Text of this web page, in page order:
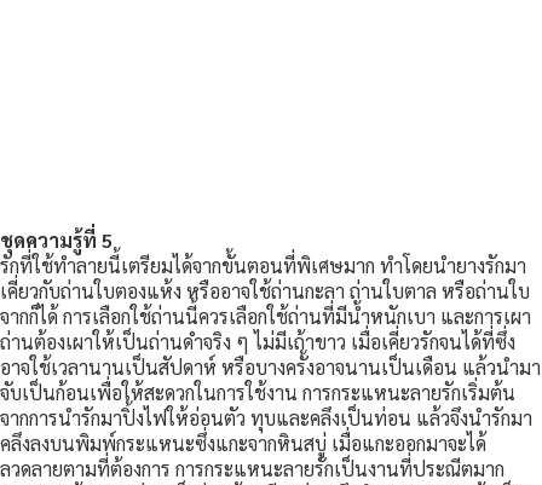
ชุดความรู้ที่ 5
รักที่ใช้ทำลายนี้เตรียมได้จากขั้นตอนที่พิเศษมาก ทำโดยนำยางรักมา
เคี่ยวกับถ่านใบตองแห้ง หรืออาจใช้ถ่านกะลา ถ่านใบตาล หรือถ่านใบ
จากก็ได้ การเลือกใช้ถ่านนี้ควรเลือกใช้ถ่านที่มีน้ำหนักเบา และการเผา
ถ่านต้องเผาให้เป็นถ่านดำจริง ๆ ไม่มีเถ้าขาว เมื่อเคี่ยวรักจนได้ที่ซึ่ง
อาจใช้เวลานานเป็นสัปดาห์ หรือบางครั้งอาจนานเป็นเดือน แล้วนำมา
จับเป็นก้อนเพื่อให้สะดวกในการใช้งาน การกระแหนะลายรักเริ่มต้น
จากการนำรักมาปิ้งไฟให้อ่อนตัว ทุบและคลึงเป็นท่อน แล้วจึงนำรักมา
คลึงลงบนพิมพ์กระแหนะซึ่งแกะจากหินสบู่ เมื่อแกะออกมาจะได้
ลวดลายตามที่ต้องการ การกระแหนะลายรักเป็นงานที่ประณีตมาก